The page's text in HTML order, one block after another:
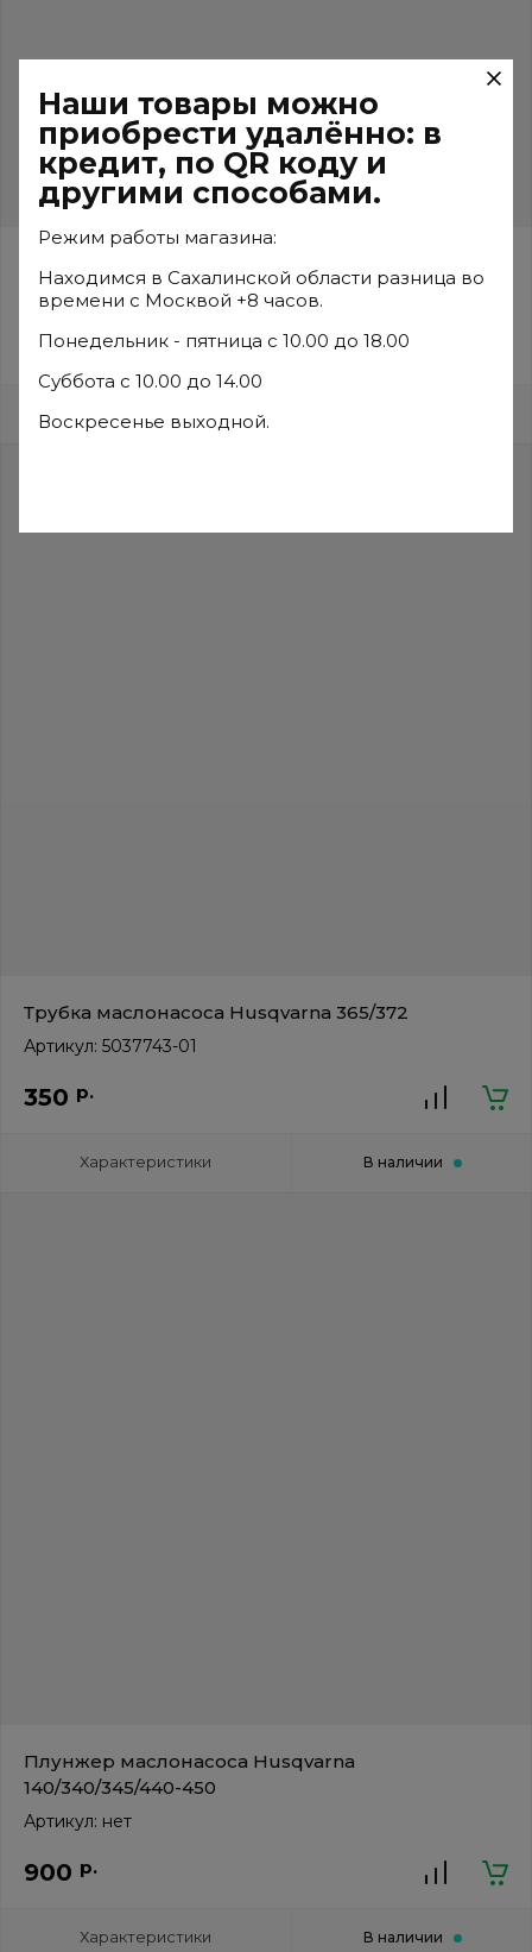
Артикул:5372615-01
250 р.
Трубка маслонасоса Husqvarna 365/372
Артикул: 5037743-01
350 р.
Характеристики В наличии
Плунжер маслонасоса Husqvarna
140/340/345/440-450
Артикул: нет
900 р.
Характеристики В наличии
Наши товары можно
приобрести удалённо: в
кредит, по QR коду и
другими способами.
Режим работы магазина:
Находимся в Сахалинской области разница во
времени с Москвой +8 часов.
Понедельник - пятница с 10.00 до 18.00
Суббота с 10.00 до 14.00
Воскресенье выходной.